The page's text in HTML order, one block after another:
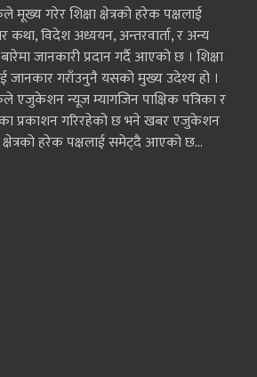
मूख्य गरेर शिक्षा क्षेत्रको हरेक पक्षलाई
कथा, विदेश अध्ययन, अन्तरवार्ता, र अन्य
जानकारी प्रदान गर्दै आएको छ । शिक्षा
जानकार गराँउनुनै यसको मुख्य उदेश्य हो ।
एजुकेशन न्यूज म्यागजिन पाक्षिक पत्रिका र
प्रकाशन गरिरहेको छ भने खबर एजुकेशन
क्षेत्रको हरेक पक्षलाई समेट्दै आएको छ...